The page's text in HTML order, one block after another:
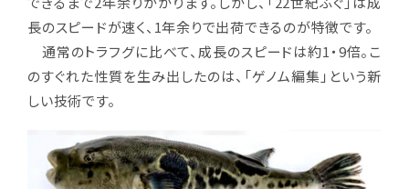
長のスピードが速く、1年余りで出荷できるのが特徴です。
通常のトラフグに比べて、成長のスピードは約1・9倍。こ
のすぐれた性質を生み出したのは、「ゲノム編集」という新
しい技術です。